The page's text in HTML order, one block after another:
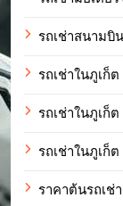
รถเช่าสนามบิ
รถเช่าในภูเก็
รถเช่าในภูเก็
รถเช่าในภูเก็
ราคาต้นรถเช่า